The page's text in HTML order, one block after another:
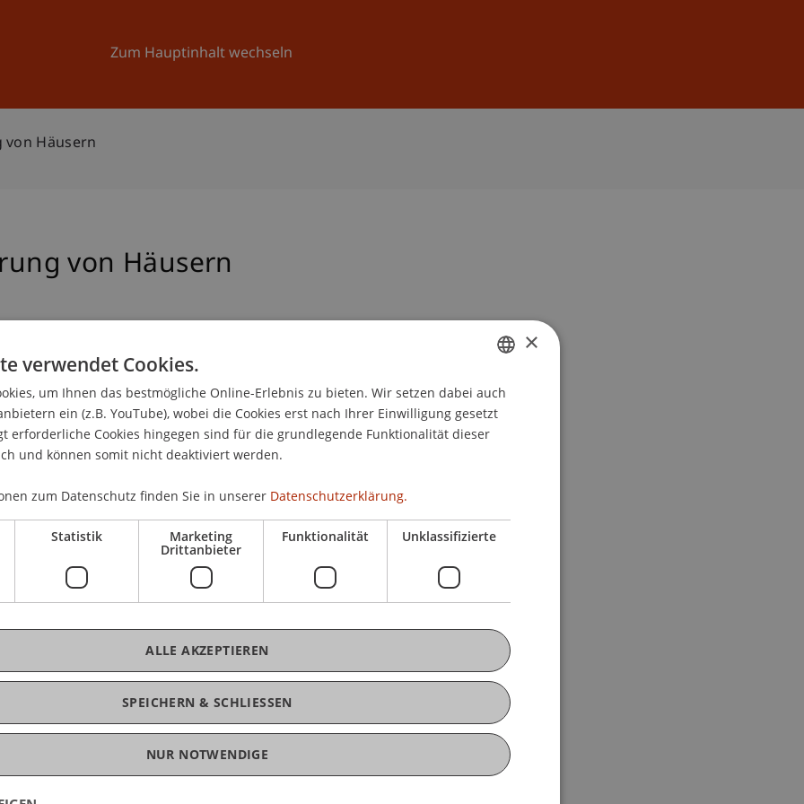
Zum Hauptinhalt wechseln
Universität Aktuelles
von Häusern
von Häusern
von Häusern. GERMAN
ENGLISH
×
verwendet Cookies.
um Ihnen das bestmögliche Online-Erlebnis zu bieten. Wir setzen dabei auch
ein (z.B. YouTube), wobei die Cookies erst nach Ihrer Einwilligung gesetzt
erforderliche Cookies hingegen sind für die grundlegende Funktionalität dieser
und können somit nicht deaktiviert werden.
zum Datenschutz finden Sie in unserer Datenschutzerklärung.
Statistik Marketing
Drittanbieter
Funktionalität Unklassifizierte
SPEICHERN & SCHLIESSEN
ALLE AKZEPTIEREN
NUR NOTWENDIGE